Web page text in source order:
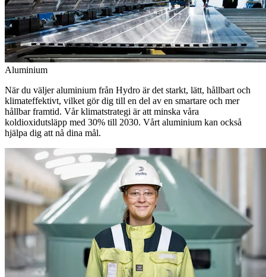
Aluminium
När du väljer aluminium från Hydro är det starkt, lätt, hållbart och
klimateffektivt, vilket gör dig till en del av en smartare och mer
hållbar framtid. Vår klimatstrategi är att minska våra
koldioxidutsläpp med 30% till 2030. Vårt aluminium kan också
hjälpa dig att nå dina mål.